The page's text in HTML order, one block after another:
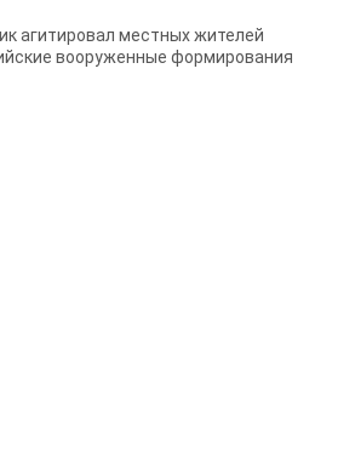
агитировал местных жителей
вооруженные формирования